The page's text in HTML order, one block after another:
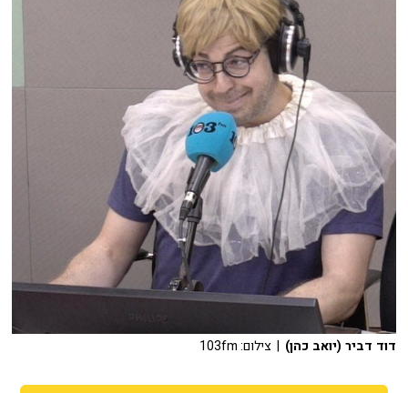
דוד דביר (יואב כהן) | צילום: 103fm